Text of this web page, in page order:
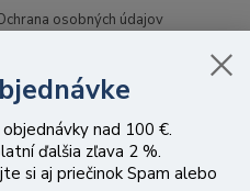
osobných údajov
náradia na káble
nad 100 €.
ďalšia zľava 2 %.
si aj priečinok Spam alebo